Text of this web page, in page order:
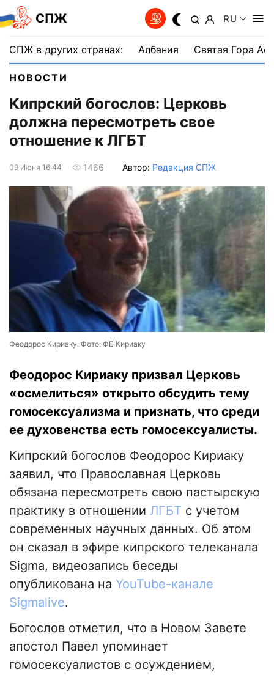
СПЖ RU
СПЖ в других странах: Албания Святая Гора
НОВОСТИ
Кипрский богослов: Церковь
должна пересмотреть свое
отношение к ЛГБТ
09 Июня 16:44 1466 Автор: Редакция СПЖ
Феодорос Кириаку. Фото: ФБ Кириаку
Феодорос Кириаку призвал Церковь
«осмелиться» открыто обсудить тему
гомосексуализма и признать, что среди
ее духовенства есть гомосексуалисты.
Кипрский богослов Феодорос Кириаку
заявил, что Православная Церковь
обязана пересмотреть свою пастырскую
практику в отношении ЛГБТ с учетом
современных научных данных. Об этом
он сказал в эфире кипрского телеканала
Sigma, видеозапись беседы
опубликована на YouTube-канале
Sigmalive.
Богослов отметил, что в Новом Завете
апостол Павел упоминает
гомосексуалистов с осуждением,